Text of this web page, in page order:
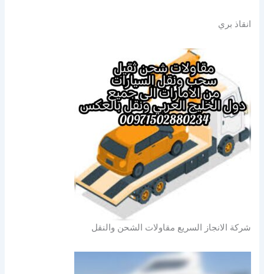
انقاذ بري
شركة الانجاز السريع مقاولات الشحن والنقل